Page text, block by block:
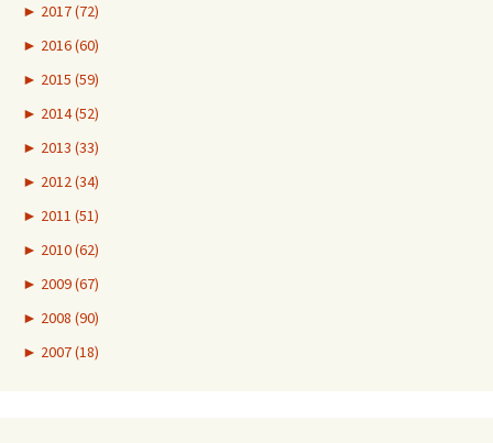
► 2017 (72)
► 2016 (60)
► 2015 (59)
► 2014 (52)
► 2013 (33)
► 2012 (34)
► 2011 (51)
► 2010 (62)
► 2009 (67)
► 2008 (90)
► 2007 (18)